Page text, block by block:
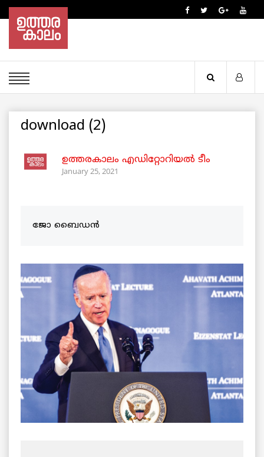
download (2)
ഉത്തരകാലം എഡിറ്റോറിയല്‍ ടീം
January 25, 2021
ജോ ബൈഡൻ